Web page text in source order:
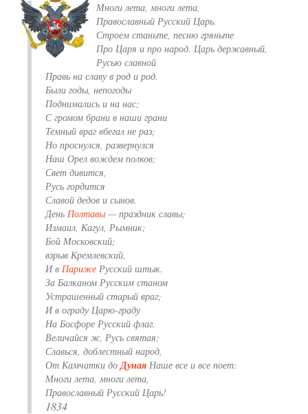
Многи лета, многи лета,
Православный Русский Царь.
Строем станьте, песню гряньте
Про Царя и про народ. Царь державный,
Русью славной
Правь на славу в род и род.
Были годы, непогоды
Поднимались и на нас;
С громом брани в наши грани
Темный враг вбегал не раз;
Но проснулся, развернулся
Наш Орел вождем полков;
Свет дивится,
Русь гордится
Славой дедов и сынов.
День Полтавы — праздник славы;
Измаил, Кагул, Рымник;
Бой Московский;
взрыв Кремлевский,
И в Париже Русский штык.
За Балканом Русским станом
Устрашенный старый враг;
И в ограду Царю-граду
На Босфоре Русский флаг.
Величайся ж, Русь святая;
Славься, доблестный народ,
От Камчатки доДуная Наше все и все поет:
Многи лета, многи лета,
Православный Русский Царь!
1834